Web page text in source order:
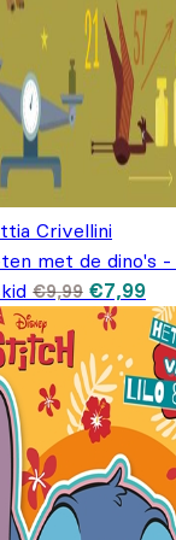
Crivellini
met de dino's -
€9,99 €7,99